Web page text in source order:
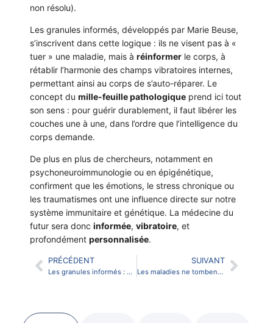
non résolu).
Les granules informés, développés par Marie Beuse,
s’inscrivent dans cette logique : ils ne visent pas à «
tuer » une maladie, mais àréinformer le corps, à
rétablir l’harmonie des champs vibratoires internes,
permettant ainsi au corps de s’auto-réparer. Le
concept dumille-feuille pathologique prend ici tout
son sens : pour guérir durablement, il faut libérer les
couches une à une, dans l’ordre que l’intelligence du
corps demande.
De plus en plus de chercheurs, notamment en
psychoneuroimmunologie ou en épigénétique,
confirment que les émotions, le stress chronique ou
les traumatismes ont une influence directe sur notre
système immunitaire et génétique. La médecine du
futur sera doncinformée,vibratoire, et
profondémentpersonnalisée.
PRÉCÉDENT
Les granules informés : une innovation en quête de reconnaissance scientifique
SUIVANT
Les maladies ne tombent pas du ciel : l’intelligence du symptôme